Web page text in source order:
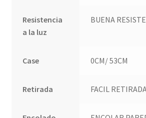
Resistencia
a la luz
BUENA
Case 0CM/ 53CM
Retirada FACIL